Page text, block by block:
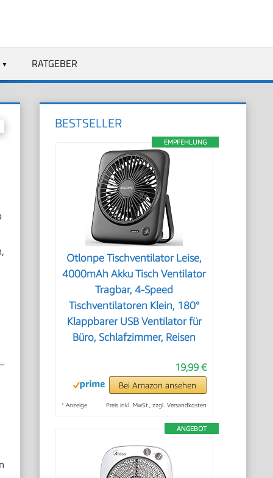
RATGEBER
BESTSELLER
EMPFEHLUNG
Otlonpe Tischventilator Leise,
4000mAh Akku Tisch Ventilator
Tragbar, 4-Speed
Tischventilatoren Klein, 180°
Klappbarer USB Ventilator für
Büro, Schlafzimmer, Reisen
19,99 €
Bei Amazon ansehen
* Anzeige Preis inkl. MwSt., zzgl. Versandkosten
ANGEBOT